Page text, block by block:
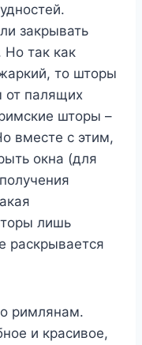
закрывать
так как
то шторы
от палящих
шторы –
вместе с этим,
окна (для
лишь
раскрывается
римлянам.
и красивое,